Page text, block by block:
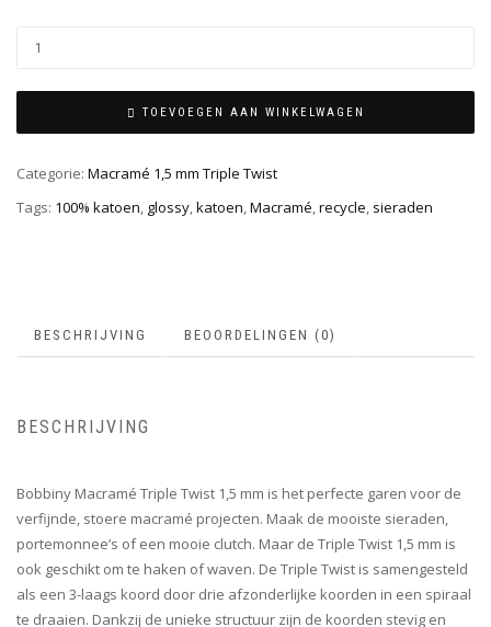
TOEVOEGEN AAN WINKELWAGEN
Categorie: Macramé 1,5 mm Triple Twist
Tags: 100% katoen, glossy,katoen,Macramé,recycle, sieraden
BESCHRIJVING BEOORDELINGEN (0)
BESCHRIJVING
Bobbiny Macramé Triple Twist 1,5 mm is het perfecte garen voor de
verfijnde, stoere macramé projecten. Maak de mooiste sieraden,
portemonnee’s of een mooie clutch. Maar de Triple Twist 1,5 mm is
ook geschikt om te haken of waven. De Triple Twist is samengesteld
als een 3-laags koord door drie afzonderlijke koorden in een spiraal
te draaien. Dankzij de unieke structuur zijn de koorden stevig en